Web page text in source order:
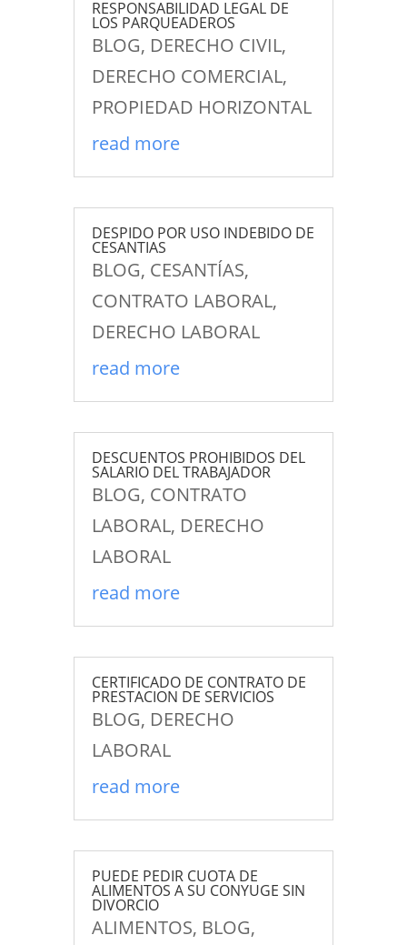
RESPONSABILIDAD LEGAL DE
LOS PARQUEADEROS
BLOG, DERECHO CIVIL,
DERECHO COMERCIAL,
PROPIEDAD HORIZONTAL
read more
DESPIDO POR USO INDEBIDO DE
CESANTIAS
BLOG, CESANTÍAS,
CONTRATO LABORAL,
DERECHO LABORAL
read more
DESCUENTOS PROHIBIDOS DEL
SALARIO DEL TRABAJADOR
BLOG, CONTRATO
LABORAL, DERECHO
LABORAL
read more
CERTIFICADO DE CONTRATO DE
PRESTACION DE SERVICIOS
BLOG, DERECHO
LABORAL
read more
PUEDE PEDIR CUOTA DE
ALIMENTOS A SU CONYUGE SIN
DIVORCIO
ALIMENTOS, BLOG,